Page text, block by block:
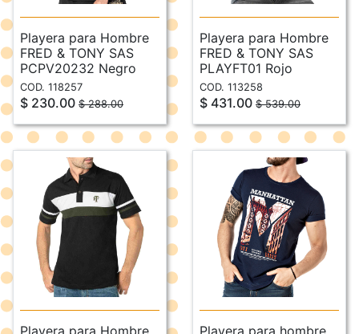
Playera para Hombre
FRED & TONY SAS
PCPV20232 Negro
COD. 118257
$ 230.00 $ 288.00
Playera para Hombre
FRED & TONY SAS
PLAYFT01 Rojo
COD. 113258
$ 431.00 $ 539.00